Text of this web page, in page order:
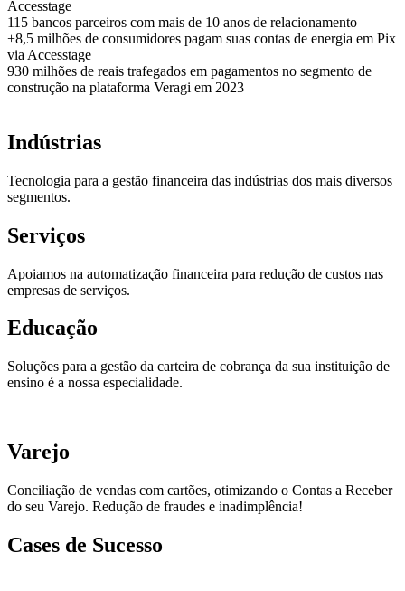
Accesstage
115 bancos parceiros com mais de 10 anos de relacionamento
+8,5 milhões de consumidores pagam suas contas de energia em Pix
via Accesstage
930 milhões de reais trafegados em pagamentos no segmento de
construção na plataforma Veragi em 2023
Indústrias
Tecnologia para a gestão financeira das indústrias dos mais diversos
segmentos.
Serviços
Apoiamos na automatização financeira para redução de custos nas
empresas de serviços.
Educação
Soluções para a gestão da carteira de cobrança da sua instituição de
ensino é a nossa especialidade.
Varejo
Conciliação de vendas com cartões, otimizando o Contas a Receber
do seu Varejo. Redução de fraudes e inadimplência!
Cases de Sucesso